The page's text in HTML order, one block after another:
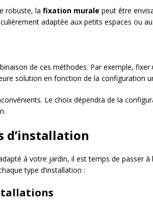
robuste, la fixation murale peut être
adaptée aux petits espaces ou
de ces méthodes. Par exemple,
solution en fonction de la configuration
Le choix dépendra de la
d’installation
à votre jardin, il est temps de passer
type d’installation :